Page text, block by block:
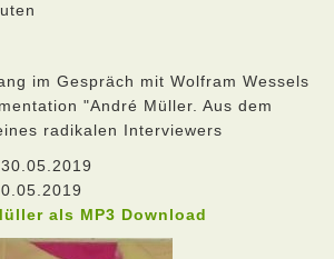
im Gespräch mit Wolfram Wessels
"André Müller. Aus dem
radikalen Interviewers
30.05.2019
als MP3 Download